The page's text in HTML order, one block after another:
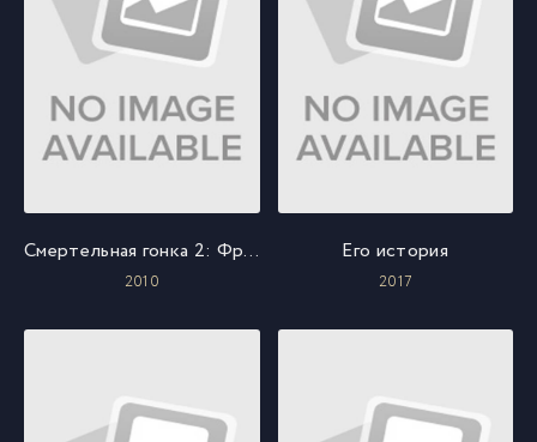
Смертельная гонка 2: Франкенштейн жив
2010
Его история
2017